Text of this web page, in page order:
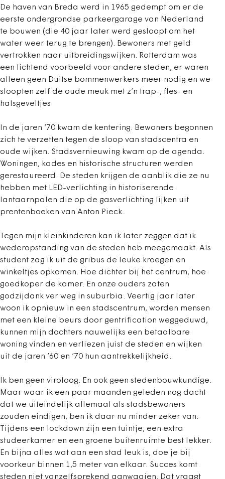
De haven van Breda werd in 1965 gedempt om er de
eerste ondergrondse parkeergarage van Nederland
te bouwen (die 40 jaar later werd gesloopt om het
water weer terug te brengen). Bewoners met geld
vertrokken naar uitbreidingswijken. Rotterdam was
een lichtend voorbeeld voor andere steden, er waren
alleen geen Duitse bommenwerkers meer nodig en we
sloopten zelf de oude meuk met z’n trap-, fles- en
halsgeveltjes
In de jaren ’70 kwam de kentering. Bewoners begonnen
zich te verzetten tegen de sloop van stadscentra en
oude wijken. Stadsvernieuwing kwam op de agenda.
Woningen, kades en historische structuren werden
gerestaureerd. De steden krijgen de aanblik die ze nu
hebben met LED-verlichting in historiserende
lantaarnpalen die op de gasverlichting lijken uit
prentenboeken van Anton Pieck.
Tegen mijn kleinkinderen kan ik later zeggen dat ik
wederopstanding van de steden heb meegemaakt. Als
student zag ik uit de gribus de leuke kroegen en
winkeltjes opkomen. Hoe dichter bij het centrum, hoe
goedkoper de kamer. En onze ouders zaten
godzijdank ver weg in suburbia. Veertig jaar later
woon ik opnieuw in een stadscentrum, worden mensen
met een kleine beurs door gentrification weggeduwd,
kunnen mijn dochters nauwelijks een betaalbare
woning vinden en verliezen juist de steden en wijken
uit de jaren ’60 en ’70 hun aantrekkelijkheid.
Ik ben geen viroloog. En ook geen stedenbouwkundige.
Maar waar ik een paar maanden geleden nog dacht
dat we uiteindelijk allemaal als stadsbewoners
zouden eindigen, ben ik daar nu minder zeker van.
Tijdens een lockdown zijn een tuintje, een extra
studeerkamer en een groene buitenruimte best lekker.
En bijna alles wat aan een stad leuk is, doe je bij
voorkeur binnen 1,5 meter van elkaar. Succes komt
steden niet vanzelfsprekend aanwaaien. Dat vraagt